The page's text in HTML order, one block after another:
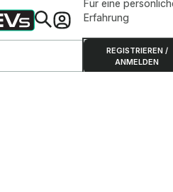
Für eine
Erfahrung
REGISTRIEREN /
ANMELDEN